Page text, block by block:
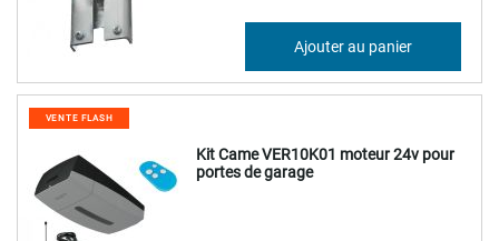
54,81 €
45,67 € Ajouter au panier
VENTE FLASH
Kit Came VER10K01 moteur 24v pour
portes de garage